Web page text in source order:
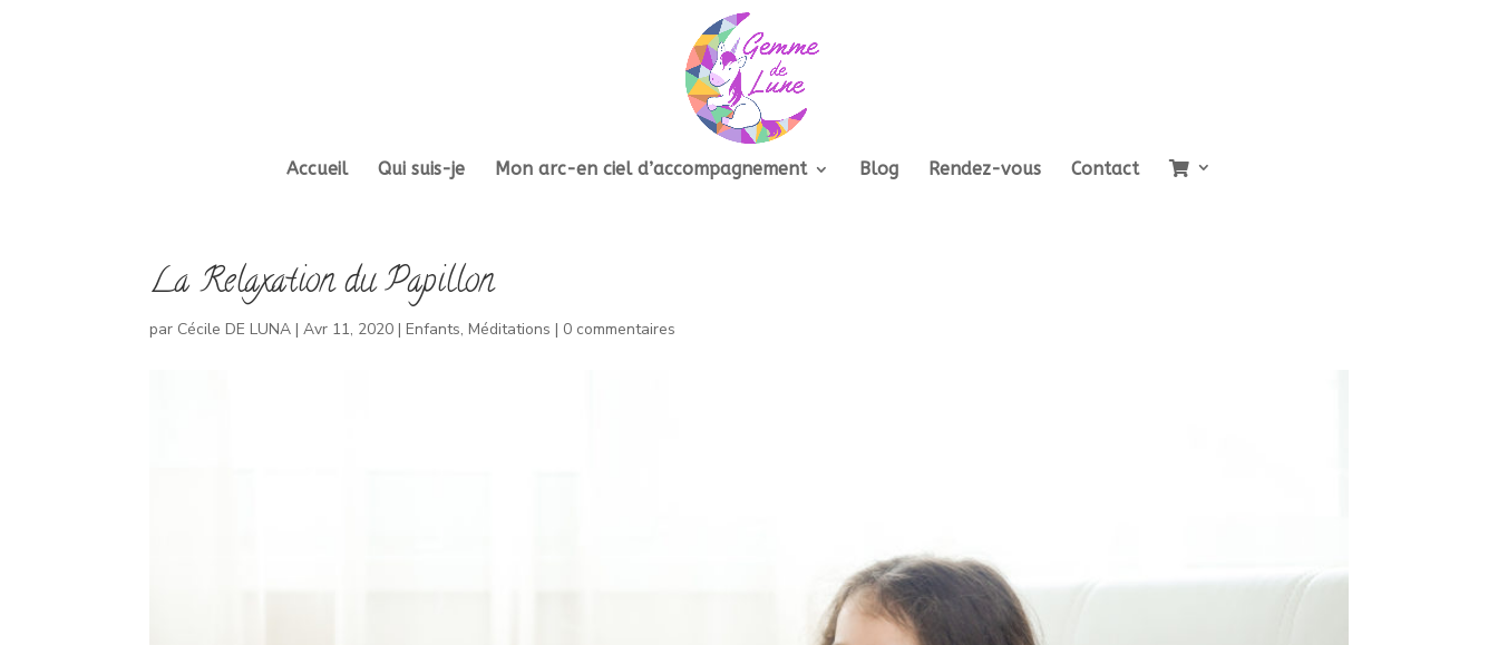
Accueil Qui suis-je Mon arc-en ciel d’accompagnement Blog Rendez-vous Contact
La Relaxation du Papillon
par Cécile DE LUNA |Avr 11, 2020 |Enfants,Méditations | 0 commentaires